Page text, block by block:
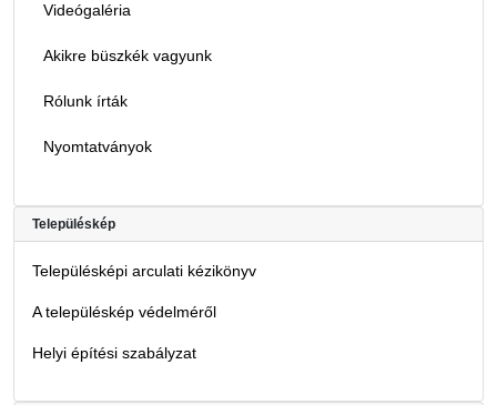
Videógaléria
Akikre büszkék vagyunk
Rólunk írták
Nyomtatványok
Településkép
Településképi arculati kézikönyv
A településkép védelméről
Helyi építési szabályzat